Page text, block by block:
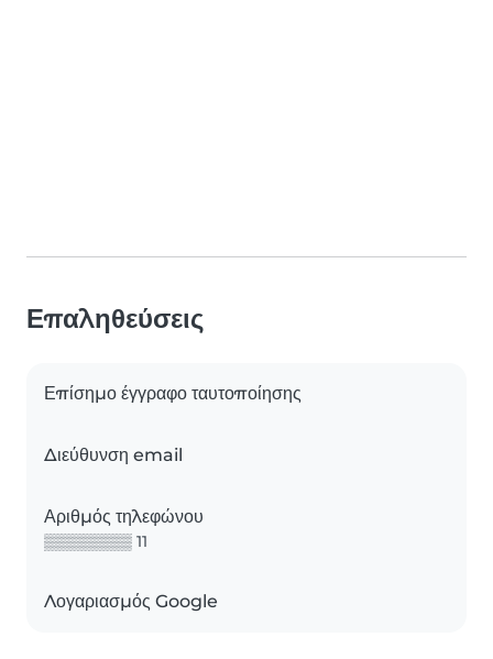
Επαληθεύσεις
Επίσημο έγγραφο ταυτοποίησης
Διεύθυνση email
Αριθμός τηλεφώνου
▒▒▒▒▒▒▒▒ 11
Λογαριασμός Google